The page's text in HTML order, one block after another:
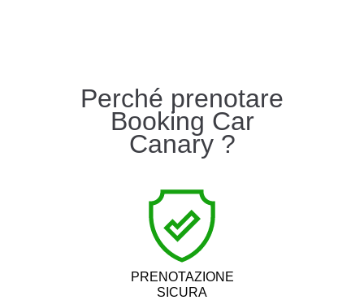
Perché prenotare
Booking Car
Canary ?
PRENOTAZIONE
SICURA